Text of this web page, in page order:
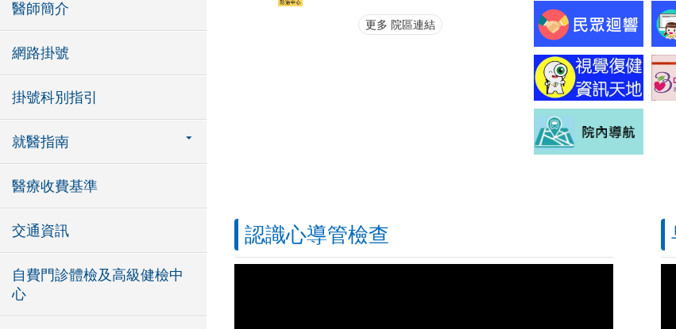
醫師簡介
網路掛號
掛號科別指引
就醫指南
醫療收費基準
交通資訊
自費門診體檢及高級健檢中
心
更多 院區連結
認識心導管檢查